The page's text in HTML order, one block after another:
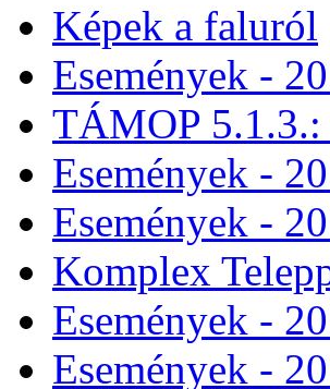
Képek a faluról
Események -
TÁMOP 5.1.3.:
Események -
Események -
Komplex
Események -
Események -